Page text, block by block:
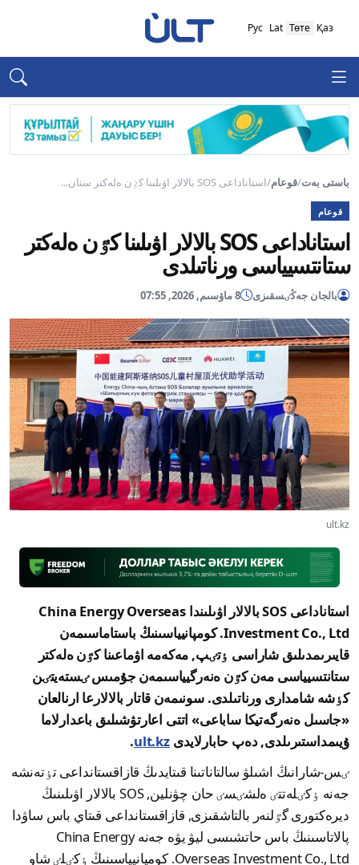
Қаз
Төте
Lat
Рус
باستى بەت/قوعام/استاناداعى SOS بالالار اۋىلىنا كٷن ەلەكتر ستان...
قوعام
استاناداعى SOS بالالار اۋىلىنا كٷن ەلەكتر
ستانتسيياسى ورناتىلدى
بالجان جەڭٸسقىزى 8 ماۋسىم, 2026, 07:55
ult.kz
استاناداعى SOS بالالار اۋىلىندا China Energy Overseas
Investment Co., Ltd. كومپانيياسىنىڭ باستاماسىمەن
قايىرىمدىلىق شاراسى ٶتٸپ, مەكەمە اۋماعىنا كٷن ەلەكتر
ستانتسيياسى مەن كٷن ەنەرگيياسىمەن جۇمىس ٸستەيتٸن
كٶشە شامدارى ورناتىلدى. سونىمەن قاتار بالالارعا ارنالعان
«جاسىل ەنەرگەتيكا ساباعى» اتتى اعارتۋشىلىق باعدارلاما
ۇيىمداستىرىلدى, دەپ حابارلايدىult.kz
.
ٸس-شارانىڭ اشىلۋ سالتاناتىنا قىتايدىڭ قازاقستانداعى تٶتەنشە
جەنە ٶكٸلەتتٸ ەلشٸسٸ حان چۋنلين, SOS بالالار اۋىلىنىڭ
ديرەكتورى گٷلنەر بالتاشقىزى, قازاقستانداعى قىتاي باس ساۋدا
پالاتاسىنىڭ باس حاتشىسى ليۋ يۋە جەنە China Energy
Overseas Investment Co., Ltd. كومپانيياسىنىڭ ٶكٸلٸ شاو